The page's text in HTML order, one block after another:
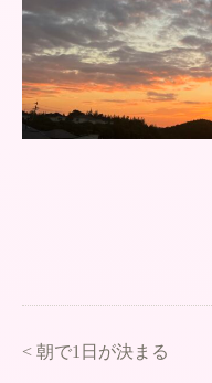
< 朝で1日が決まる